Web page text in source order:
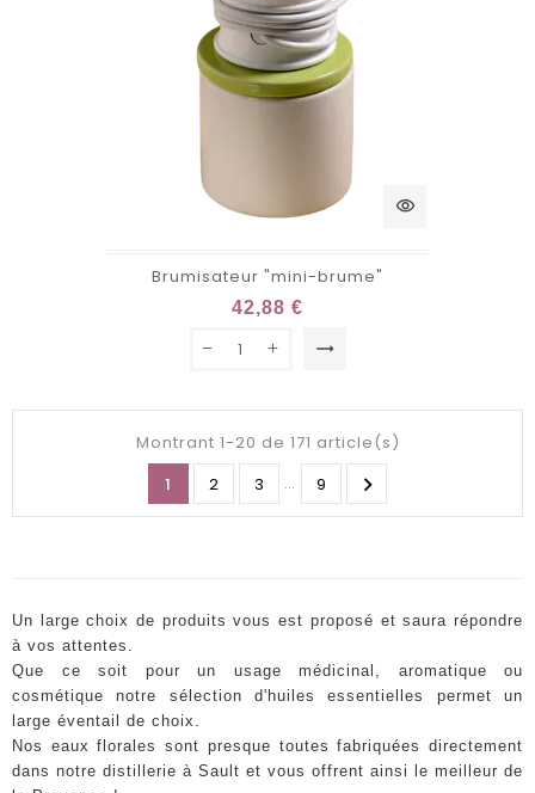
visibility
Brumisateur "mini-brume"
42,88 €
trending_flat
Montrant 1-20 de 171 article(s)
1
2 3 … 9 
Un large choix de produits vous est proposé et saura répondre
à vos attentes.
Que ce soit pour un usage médicinal, aromatique ou
cosmétique notre sélection d'huiles essentielles permet un
large éventail de choix.
Nos eaux florales sont presque toutes fabriquées directement
dans notre distillerie à Sault et vous offrent ainsi le meilleur de